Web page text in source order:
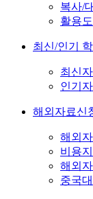
복사/
활용
최신/인기
최신
인기
해외자료신
해외
비용
해외
중국